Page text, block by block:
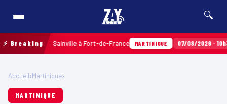
🔍
⚡ Breaking
Terres Sainville à Fort-de-France MARTINIQUE 07/08/2026 · 10h35
Accueil›Martinique›
MARTINIQUE